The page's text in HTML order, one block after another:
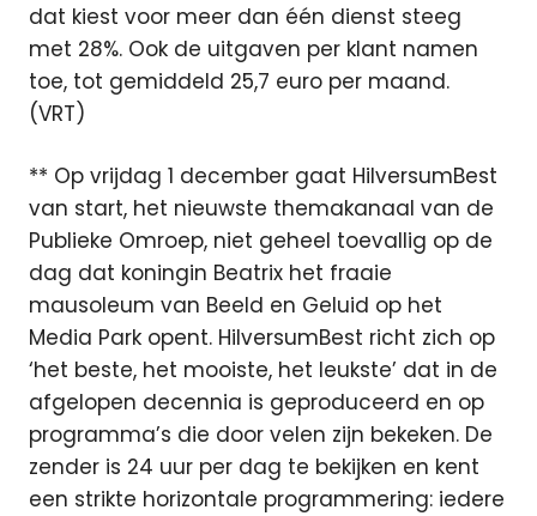
dat kiest voor meer dan één dienst steeg
met 28%. Ook de uitgaven per klant namen
toe, tot gemiddeld 25,7 euro per maand.
(VRT)
** Op vrijdag 1 december gaat HilversumBest
van start, het nieuwste themakanaal van de
Publieke Omroep, niet geheel toevallig op de
dag dat koningin Beatrix het fraaie
mausoleum van Beeld en Geluid op het
Media Park opent. HilversumBest richt zich op
‘het beste, het mooiste, het leukste’ dat in de
afgelopen decennia is geproduceerd en op
programma’s die door velen zijn bekeken. De
zender is 24 uur per dag te bekijken en kent
een strikte horizontale programmering: iedere